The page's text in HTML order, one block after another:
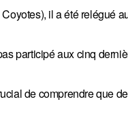
il a été relégué
participé aux cinq
de comprendre que